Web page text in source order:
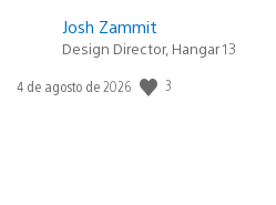
Josh Zammit
Design Director, Hangar 13
Fecha
4 de agosto de 2026 3